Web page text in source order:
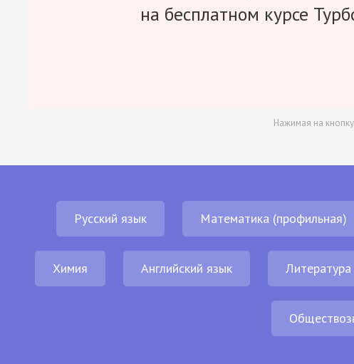
на бесплатном курсе
Нажимая на
Русский язык Математика (профильная)
Химия Английский язык Литература